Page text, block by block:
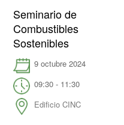
Seminario de
Combustibles
Sostenibles
9 octubre 2024
09:30 - 11:30
Edificio CINC